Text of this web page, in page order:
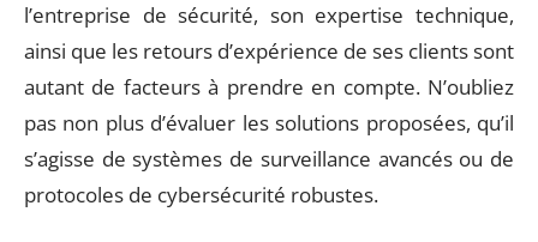
l’entreprise de sécurité, son expertise technique,
ainsi que les retours d’expérience de ses clients sont
autant de facteurs à prendre en compte. N’oubliez
pas non plus d’évaluer les solutions proposées, qu’il
s’agisse de systèmes de surveillance avancés ou de
protocoles de cybersécurité robustes.